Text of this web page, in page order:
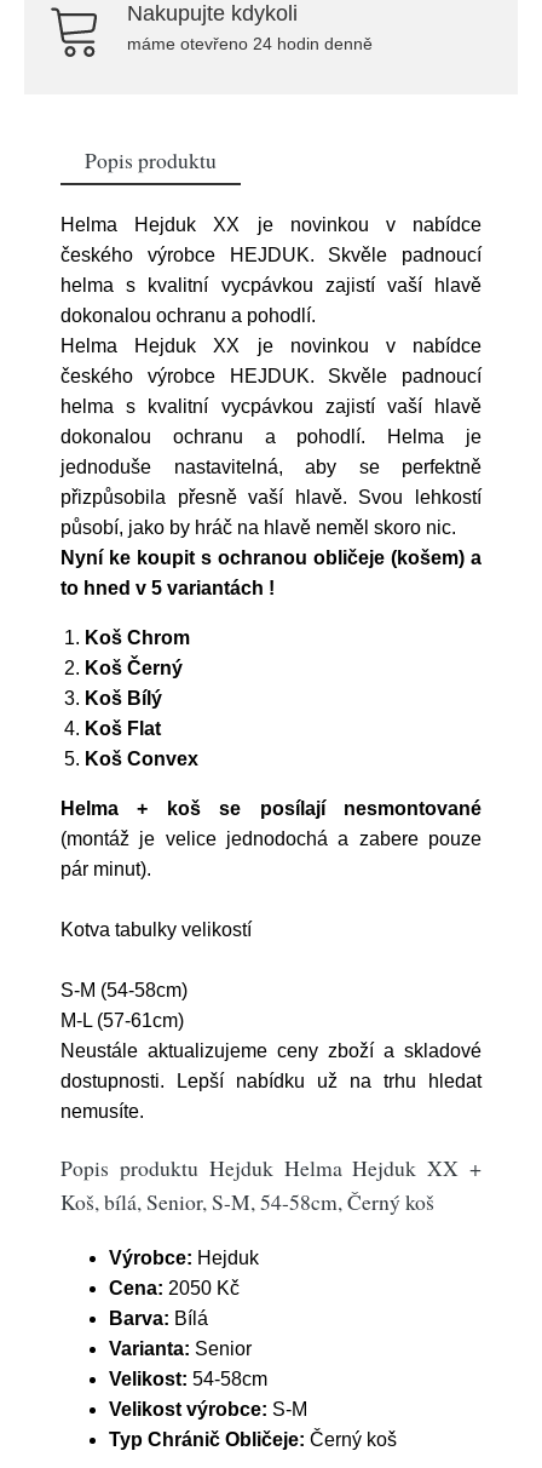
Nakupujte kdykoli
máme otevřeno 24 hodin denně
Popis produktu
Helma Hejduk XX je novinkou v nabídce
českého výrobce HEJDUK. Skvěle padnoucí
helma s kvalitní vycpávkou zajistí vaší hlavě
dokonalou ochranu a pohodlí.
Helma Hejduk XX je novinkou v nabídce
českého výrobce HEJDUK. Skvěle padnoucí
helma s kvalitní vycpávkou zajistí vaší hlavě
dokonalou ochranu a pohodlí. Helma je
jednoduše nastavitelná, aby se perfektně
přizpůsobila přesně vaší hlavě. Svou lehkostí
působí, jako by hráč na hlavě neměl skoro nic.
Nyní ke koupit s ochranou obličeje (košem) a
to hned v 5 variantách !
Koš Chrom
Koš Černý
Koš Bílý
Koš Flat
Koš Convex
Helma + koš se posílají nesmontované
(montáž je velice jednodochá a zabere pouze
pár minut).
Kotva tabulky velikostí
S-M (54-58cm)
M-L (57-61cm)
Neustále aktualizujeme ceny zboží a skladové
dostupnosti. Lepší nabídku už na trhu hledat
nemusíte.
Popis produktu Hejduk Helma Hejduk XX +
Koš, bílá, Senior, S-M, 54-58cm, Černý koš
Výrobce: Hejduk
Cena: 2050 Kč
Barva: Bílá
Varianta: Senior
Velikost: 54-58cm
Velikost výrobce: S-M
Typ Chránič Obličeje: Černý koš